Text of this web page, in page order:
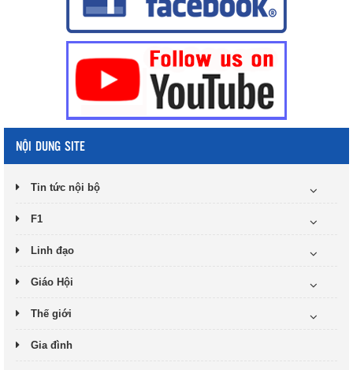
NỘI DUNG SITE
Tin tức nội bộ
F1
Linh đạo
Giáo Hội
Thế giới
Gia đình